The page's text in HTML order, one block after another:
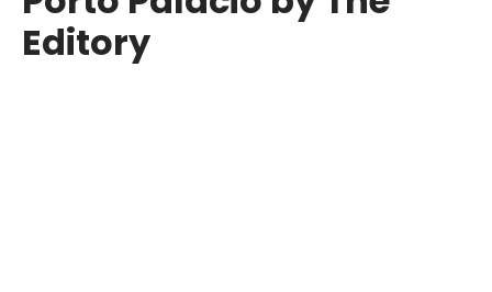
Editory